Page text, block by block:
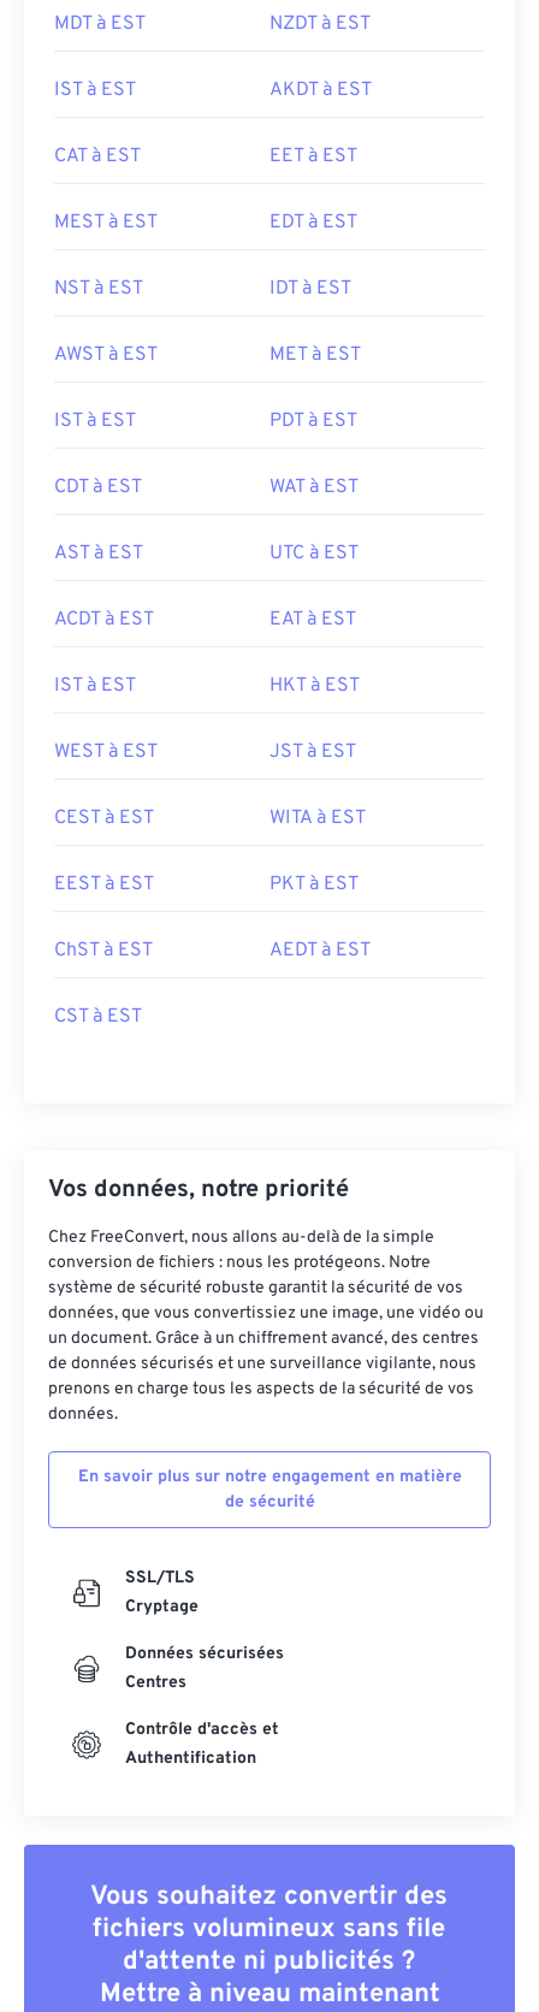
MDT à EST NZDT à EST
IST à EST AKDT à EST
CAT à EST EET à EST
MEST à EST EDT à EST
NST à EST IDT à EST
AWST à EST MET à EST
IST à EST PDT à EST
CDT à EST WAT à EST
AST à EST UTC à EST
ACDT à EST EAT à EST
IST à EST HKT à EST
WEST à EST JST à EST
CEST à EST WITA à EST
EEST à EST PKT à EST
ChST à EST AEDT à EST
CST à EST
Vos données, notre priorité
Chez FreeConvert, nous allons au-delà de la simple
conversion de fichiers : nous les protégeons. Notre
système de sécurité robuste garantit la sécurité de vos
données, que vous convertissiez une image, une vidéo ou
un document. Grâce à un chiffrement avancé, des centres
de données sécurisés et une surveillance vigilante, nous
prenons en charge tous les aspects de la sécurité de vos
données.
En savoir plus sur notre engagement en matière
de sécurité
SSL/TLS
Cryptage
Données sécurisées
Centres
Contrôle d'accès et
Authentification
Vous souhaitez convertir des
fichiers volumineux sans file
d'attente ni publicités ?
Mettre à niveau maintenant